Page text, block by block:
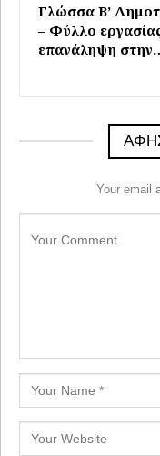
Γλώσσα B’
– Φύλλο
επανάληψη
Your email